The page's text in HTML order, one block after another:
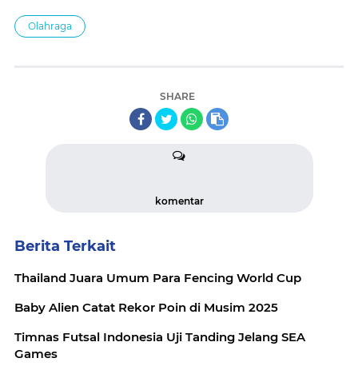
Olahraga
SHARE
komentar
Berita Terkait
Thailand Juara Umum Para Fencing World Cup
Baby Alien Catat Rekor Poin di Musim 2025
Timnas Futsal Indonesia Uji Tanding Jelang SEA
Games